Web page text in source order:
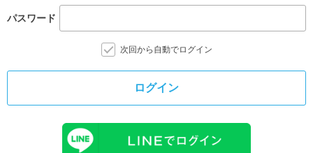
パスワード
次回から自動でログイン
ログイン